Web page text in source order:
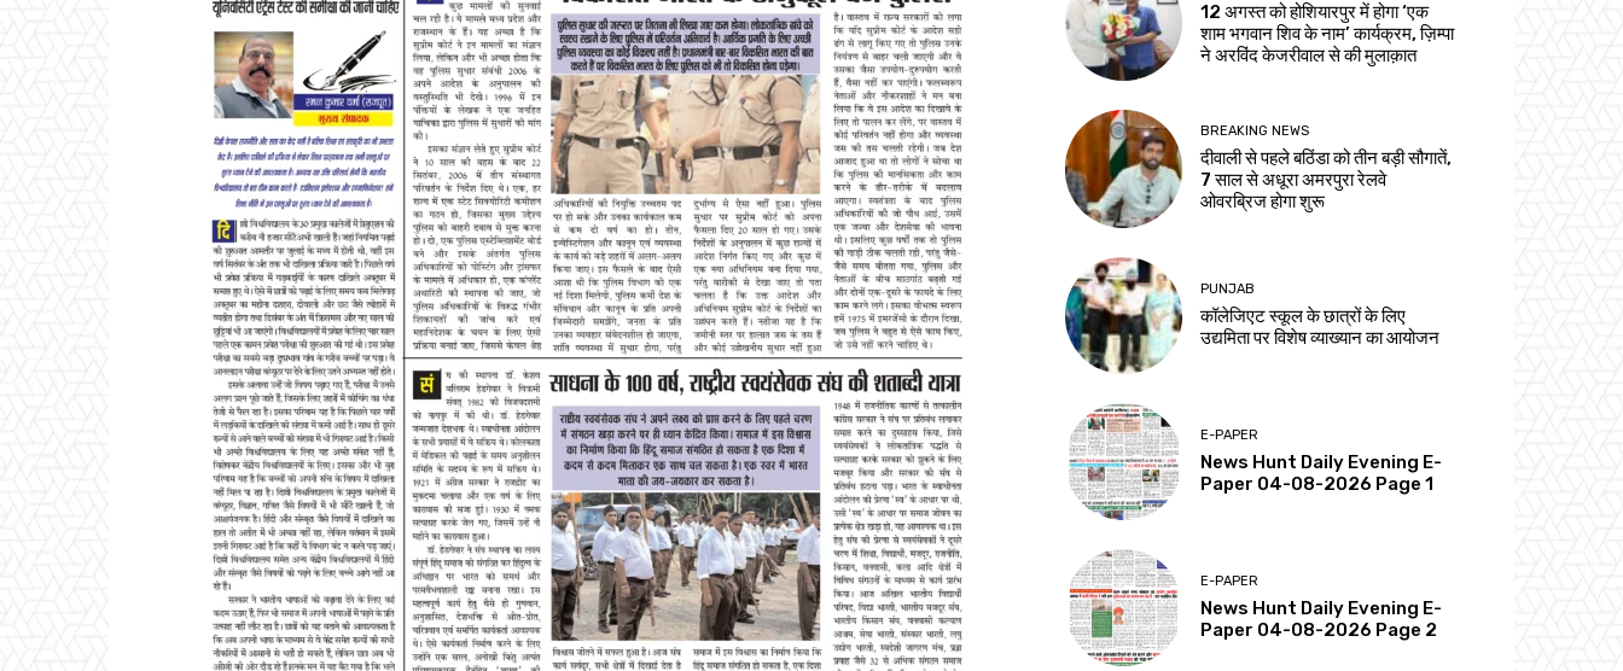
12 अगस्त को होशियारपुर में होगा ‘एक
शाम भगवान शिव के नाम’ कार्यक्रम, ज़िम्पा
ने अरविंद केजरीवाल से की मुलाक़ात
BREAKING NEWS
दीवाली से पहले बठिंडा को तीन बड़ी सौगातें,
7 साल से अधूरा अमरपुरा रेलवे
ओवरब्रिज होगा शुरू
PUNJAB
कॉलेजिएट स्कूल के छात्रों के लिए
उद्यमिता पर विशेष व्याख्यान का आयोजन
E-PAPER
News Hunt Daily Evening E-
Paper 04-08-2026 Page 1
E-PAPER
News Hunt Daily Evening E-
Paper 04-08-2026 Page 2